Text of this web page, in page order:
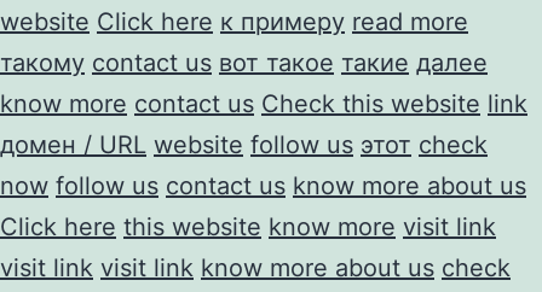
website Click here к примеру read more
такому contact us вот такое такие далее
know more contact us Check this website link
домен / URL website follow us этот check
now follow us contact us know more about us
Click here this website know more visit link
visit link visit link know more about us check